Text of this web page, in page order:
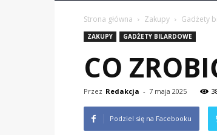
Strona główna Zakupy Gadżety
ZAKUPY GADŻETY BILARDOWE
CO
Przez Redakcja - 7 maja 2025
Podziel się na Facebooku